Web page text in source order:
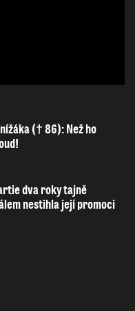
(† 86): Než ho
dva roky tajně
nestihla její promoci